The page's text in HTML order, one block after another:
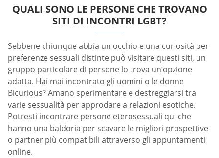
QUALI SONO LE PERSONE CHE TROVANO
SITI DI INCONTRI LGBT?
Sebbene chiunque abbia un occhio e una curiosità per
preferenze sessuali distinte può visitare questi siti, un
gruppo particolare di persone lo trova un’opzione
adatta. Hai mai incontrato gli uomini o le donne
Bicurious? Amano sperimentare e destreggiarsi tra
varie sessualità per approdare a relazioni esotiche.
Potresti incontrare persone eterosessuali qui che
hanno una baldoria per scavare le migliori prospettive
o partner più compatibili attraverso gli appuntamenti
online.